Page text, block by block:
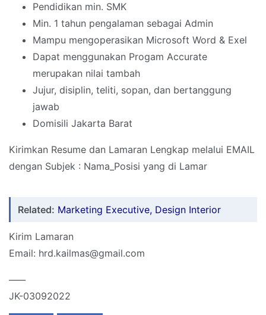
Pendidikan min. SMK
Min. 1 tahun pengalaman sebagai Admin
Mampu mengoperasikan Microsoft Word & Exel
Dapat menggunakan Progam Accurate
merupakan nilai tambah
Jujur, disiplin, teliti, sopan, dan bertanggung
jawab
Domisili Jakarta Barat
Kirimkan Resume dan Lamaran Lengkap melalui EMAIL
dengan Subjek : Nama_Posisi yang di Lamar
Related: Marketing Executive, Design Interior
Kirim Lamaran
Email: hrd.kailmas@gmail.com
JK-03092022